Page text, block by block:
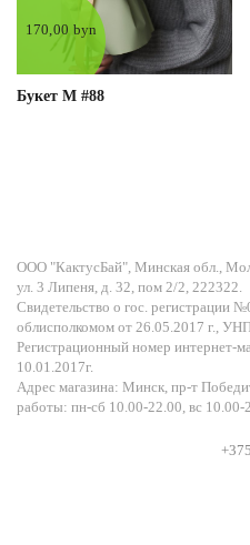
170,00 byn
Букет М #88
ООО "КактусБай", Минская обл.,
ул. 3 Липеня, д. 32, пом 2/2, 222322.
Свидетельство о гос. регистрации
облисполкомом от 26.05.2017 г.,
Регистрационный номер интернет-
10.01.2017г.
Адрес магазина: Минск, пр-т
работы: пн-сб 10.00-22.00, вс 10.00-